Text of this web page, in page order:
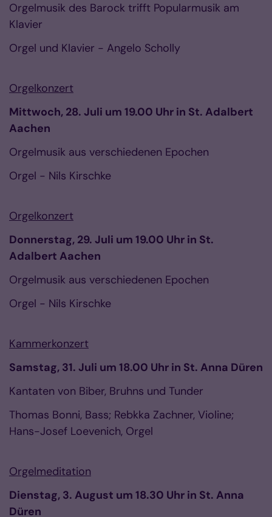
Orgelmusik des Barock trifft Popularmusik am
Klavier
Orgel und Klavier - Angelo Scholly
Orgelkonzert
Mittwoch, 28. Juli um 19.00 Uhr in St. Adalbert
Aachen
Orgelmusik aus verschiedenen Epochen
Orgel - Nils Kirschke
Orgelkonzert
Donnerstag, 29. Juli um 19.00 Uhr in St.
Adalbert Aachen
Orgelmusik aus verschiedenen Epochen
Orgel - Nils Kirschke
Kammerkonzert
Samstag, 31. Juli um 18.00 Uhr in St. Anna Düren
Kantaten von Biber, Bruhns und Tunder
Thomas Bonni, Bass; Rebkka Zachner, Violine;
Hans-Josef Loevenich, Orgel
Orgelmeditation
Dienstag, 3. August um 18.30 Uhr in St. Anna
Düren